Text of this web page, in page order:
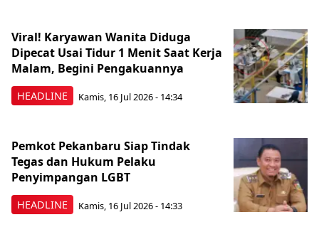
HEADLINE
Viral! Karyawan Wanita Diduga
Dipecat Usai Tidur 1 Menit Saat Kerja
Malam, Begini Pengakuannya
Kamis, 16 Jul 2026 - 14:34
HEADLINE
Pemkot Pekanbaru Siap Tindak
Tegas dan Hukum Pelaku
Penyimpangan LGBT
Kamis, 16 Jul 2026 - 14:33